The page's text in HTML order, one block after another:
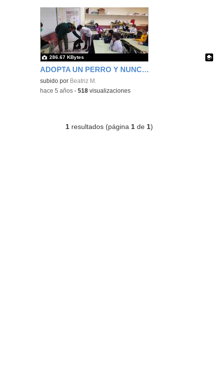
ADOPTA UN PERRO Y NUNCA LO ABANDONES
Contenido educativo.
subido por Beatriz M.
286.67 KBytes
-hace 5 años -518 visualizaciones
1 resultados (página 1 de 1)